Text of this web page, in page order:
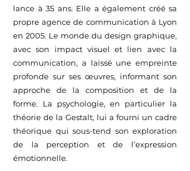
lance à 35 ans. Elle a également créé sa
propre agence de communication à Lyon
en 2005. Le monde du design graphique,
avec son impact visuel et lien avec la
communication, a laissé une empreinte
profonde sur ses œuvres, informant son
approche de la composition et de la
forme. La psychologie, en particulier la
théorie de la Gestalt, lui a fourni un cadre
théorique qui sous-tend son exploration
de la perception et de l’expression
émotionnelle.